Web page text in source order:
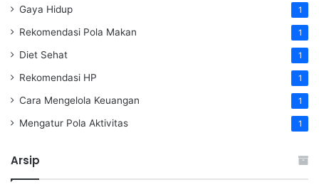
Gaya Hidup 1
Rekomendasi Pola Makan 1
Diet Sehat 1
Rekomendasi HP 1
Cara Mengelola Keuangan 1
Mengatur Pola Aktivitas 1
Arsip